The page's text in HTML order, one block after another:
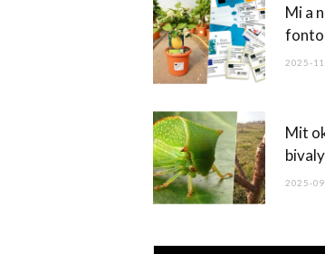
Mi a
2025-
Mit
2025-